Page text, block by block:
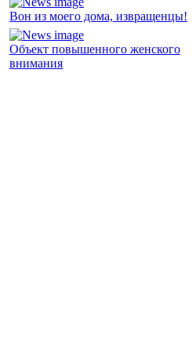
Вон из моего дома, извращенцы!
Объект повышенного женского
внимания